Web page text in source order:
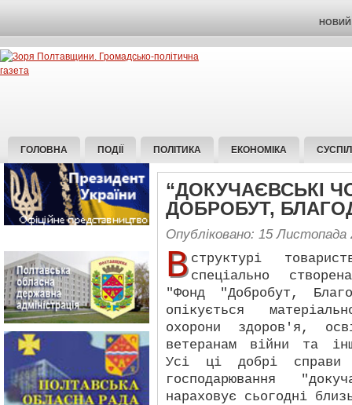
НОВИЙ
ГОЛОВНА ПОДІЇ ПОЛІТИКА ЕКОНОМІКА
“ДОКУЧАЄВСЬКІ
ДОБРОБУТ,
Опубліковано: 15 Листопада
В структурі
спеціально
"Фонд "Добробут,
опікується
охорони здоров'я,
ветеранам війни та
Усі ці добрі справи
господарювання
нараховує сьогодні